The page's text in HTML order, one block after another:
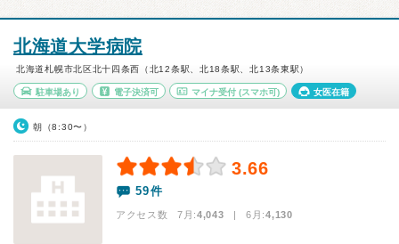
北海道大学病院
北海道札幌市北区北十四条西（北12条駅、北18条駅、北13条東駅）
駐車場あり 電子決済可 マイナ受付 (スマホ可) 女医在籍
朝（8:30〜）
3.66
59件
アクセス数 7月:4,043 | 6月:4,130